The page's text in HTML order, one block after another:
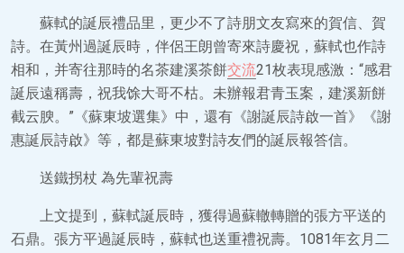
蘇軾的誕辰禮品里，更少不了詩朋文友寫來的賀信、賀
詩。在黃州過誕辰時，伴侶王朗曾寄來詩慶祝，蘇軾也作詩
相和，并寄往那時的名茶建溪茶餅交流21枚表現感激：“感君
誕辰遠稱壽，祝我馀大哥不枯。未辦報君青玉案，建溪新餅
截云腴。”《蘇東坡選集》中，還有《謝誕辰詩啟一首》《謝
惠誕辰詩啟》等，都是蘇東坡對詩友們的誕辰報答信。
送鐵拐杖 為先輩祝壽
上文提到，蘇軾誕辰時，獲得過蘇轍轉贈的張方平送的
石鼎。張方平過誕辰時，蘇軾也送重禮祝壽。1081年玄月二